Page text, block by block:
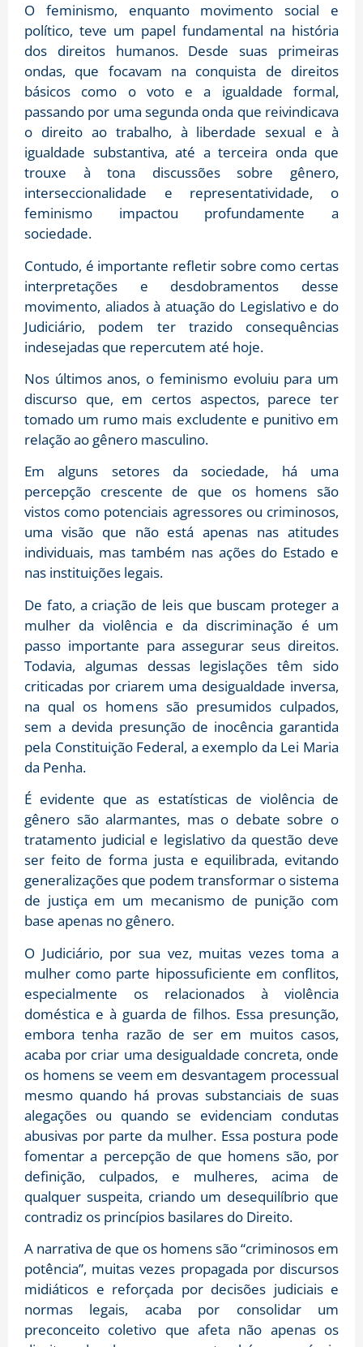
O feminismo, enquanto movimento social e
político, teve um papel fundamental na história
dos direitos humanos. Desde suas primeiras
ondas, que focavam na conquista de direitos
básicos como o voto e a igualdade formal,
passando por uma segunda onda que reivindicava
o direito ao trabalho, à liberdade sexual e à
igualdade substantiva, até a terceira onda que
trouxe à tona discussões sobre gênero,
interseccionalidade e representatividade, o
feminismo impactou profundamente a
sociedade.
Contudo, é importante refletir sobre como certas
interpretações e desdobramentos desse
movimento, aliados à atuação do Legislativo e do
Judiciário, podem ter trazido consequências
indesejadas que repercutem até hoje.
Nos últimos anos, o feminismo evoluiu para um
discurso que, em certos aspectos, parece ter
tomado um rumo mais excludente e punitivo em
relação ao gênero masculino.
Em alguns setores da sociedade, há uma
percepção crescente de que os homens são
vistos como potenciais agressores ou criminosos,
uma visão que não está apenas nas atitudes
individuais, mas também nas ações do Estado e
nas instituições legais.
De fato, a criação de leis que buscam proteger a
mulher da violência e da discriminação é um
passo importante para assegurar seus direitos.
Todavia, algumas dessas legislações têm sido
criticadas por criarem uma desigualdade inversa,
na qual os homens são presumidos culpados,
sem a devida presunção de inocência garantida
pela Constituição Federal, a exemplo da Lei Maria
da Penha.
É evidente que as estatísticas de violência de
gênero são alarmantes, mas o debate sobre o
tratamento judicial e legislativo da questão deve
ser feito de forma justa e equilibrada, evitando
generalizações que podem transformar o sistema
de justiça em um mecanismo de punição com
base apenas no gênero.
O Judiciário, por sua vez, muitas vezes toma a
mulher como parte hipossuficiente em conflitos,
especialmente os relacionados à violência
doméstica e à guarda de filhos. Essa presunção,
embora tenha razão de ser em muitos casos,
acaba por criar uma desigualdade concreta, onde
os homens se veem em desvantagem processual
mesmo quando há provas substanciais de suas
alegações ou quando se evidenciam condutas
abusivas por parte da mulher. Essa postura pode
fomentar a percepção de que homens são, por
definição, culpados, e mulheres, acima de
qualquer suspeita, criando um desequilíbrio que
contradiz os princípios basilares do Direito.
A narrativa de que os homens são “criminosos em
potência”, muitas vezes propagada por discursos
midiáticos e reforçada por decisões judiciais e
normas legais, acaba por consolidar um
preconceito coletivo que afeta não apenas os